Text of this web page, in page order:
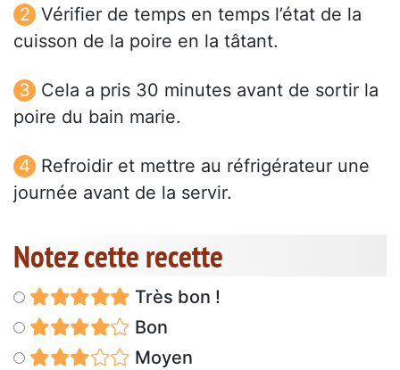
Vérifier de temps en temps l’état de la
cuisson de la poire en la tâtant.
Cela a pris 30 minutes avant de sortir la
poire du bain marie.
Refroidir et mettre au réfrigérateur une
journée avant de la servir.
Notez cette recette
Très bon !
Bon
Moyen